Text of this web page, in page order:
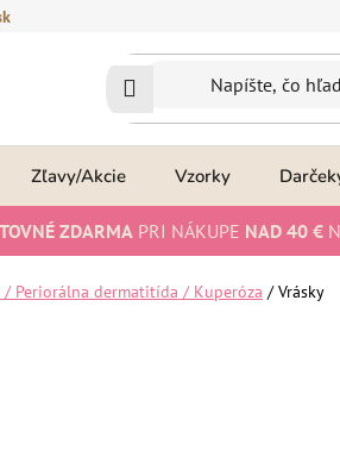
Zľavy/Akcie Vzorky
ZDARMA PRI NÁKUPE NAD 40 €
/ Periorálna dermatitída / Kuperóza / Vrásky